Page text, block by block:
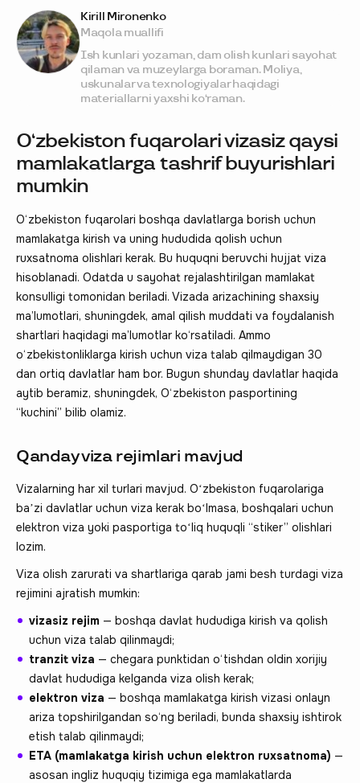
O‘zbekiston fuqarolari vizasiz qaysi
mamlakatlarga tashrif buyurishlari
mumkin
O‘zbekiston fuqarolari boshqa davlatlarga borish uchun
mamlakatga kirish va uning hududida qolish uchun
ruxsatnoma olishlari kerak. Bu huquqni beruvchi hujjat viza
hisoblanadi. Odatda u sayohat rejalashtirilgan mamlakat
konsulligi tomonidan beriladi. Vizada arizachining shaxsiy
ma’lumotlari, shuningdek, amal qilish muddati va foydalanish
shartlari haqidagi ma’lumotlar ko‘rsatiladi. Ammo
o‘zbekistonliklarga kirish uchun viza talab qilmaydigan 30
dan ortiq davlatlar ham bor. Bugun shunday davlatlar haqida
aytib beramiz, shuningdek, O‘zbekiston pasportining
“kuchini” bilib olamiz.
Qanday viza rejimlari mavjud
Vizalarning har xil turlari mavjud. Oʻzbekiston fuqarolariga
baʼzi davlatlar uchun viza kerak boʻlmasa, boshqalari uchun
elektron viza yoki pasportiga toʻliq huquqli “stiker” olishlari
lozim.
Viza olish zarurati va shartlariga qarab jami besh turdagi viza
rejimini ajratish mumkin:
vizasiz rejim — boshqa davlat hududiga kirish va qolish
uchun viza talab qilinmaydi;
tranzit viza — chegara punktidan o‘tishdan oldin xorijiy
davlat hududiga kelganda viza olish kerak;
elektron viza — boshqa mamlakatga kirish vizasi onlayn
ariza topshirilgandan so‘ng beriladi, bunda shaxsiy ishtirok
etish talab qilinmaydi;
ETA (mamlakatga kirish uchun elektron ruxsatnoma) —
asosan ingliz huquqiy tizimiga ega mamlakatlarda
Kirill Mironenko
Maqola muallifi
Ish kunlari yozaman, dam olish kunlari sayohat
qilaman va muzeylarga boraman. Moliya,
uskunalar va texnologiyalar haqidagi
materiallarni yaxshi ko‘raman.